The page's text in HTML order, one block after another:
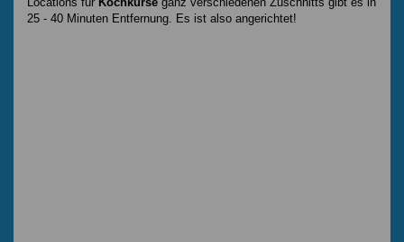
25 - 40 Minuten Entfernung. Es ist also angerichtet!